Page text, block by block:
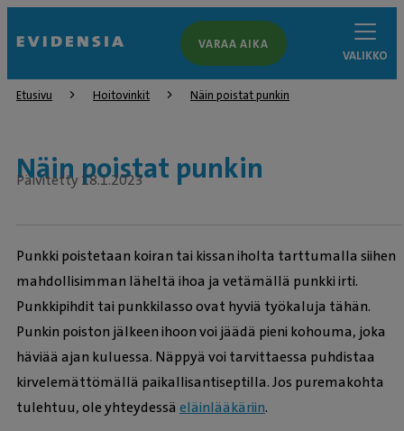
VARAA AIKA
VALIKKO
Etusivu Hoitovinkit Näin poistat punkin
Näin poistat punkin
Päivitetty 18.1.2023
Punkki poistetaan koiran tai kissan iholta tarttumalla siihen
mahdollisimman läheltä ihoa ja vetämällä punkki irti.
Punkkipihdit tai punkkilasso ovat hyviä työkaluja tähän.
Punkin poiston jälkeen ihoon voi jäädä pieni kohouma, joka
häviää ajan kuluessa. Näppyä voi tarvittaessa puhdistaa
kirvelemättömällä paikallisantiseptilla. Jos puremakohta
tulehtuu, ole yhteydessä eläinlääkäriin.